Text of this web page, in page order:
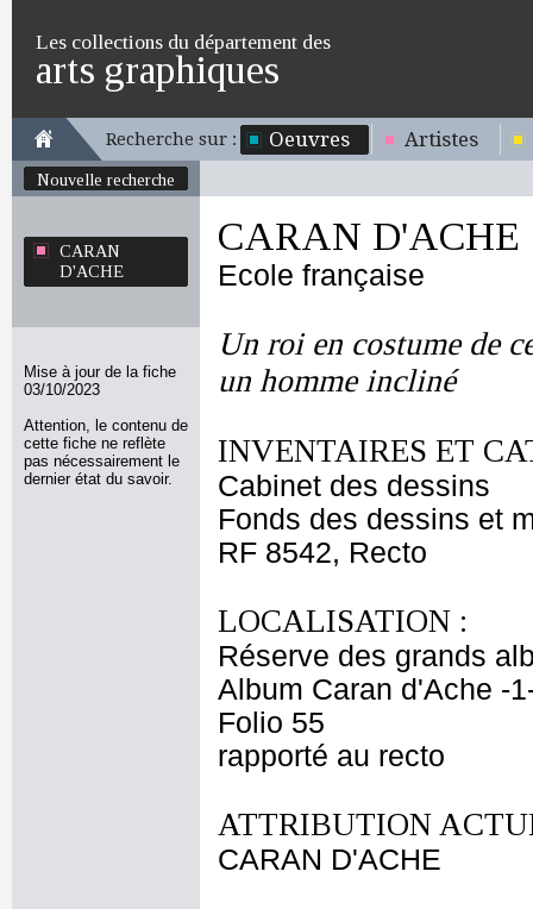
Les collections du département des
arts graphiques
Recherche sur : Oeuvres Artistes
Nouvelle recherche
CARAN
D'ACHE
Mise à jour de la fiche
03/10/2023
Attention, le contenu de
cette fiche ne reflète
pas nécessairement le
dernier état du savoir.
CARAN D'ACHE
Ecole française
Un roi en costume de
un homme incliné
INVENTAIRES ET
Cabinet des dessins
Fonds des dessins et
RF 8542, Recto
LOCALISATION :
Réserve des grands
Album Caran d'Ache -
Folio 55
rapporté au recto
ATTRIBUTION
CARAN D'ACHE